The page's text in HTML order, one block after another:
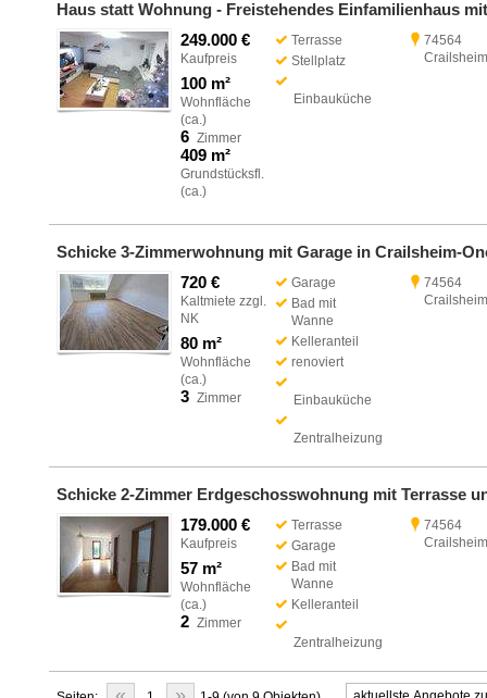
249.000 €
Kaufpreis
100 m²
Wohnfläche
(ca.)
6 Zimmer
409 m²
Grundstücksfl.
(ca.)
Terrasse
Stellplatz
Einbauküche
74564
Crailsheim
720 €
Kaltmiete zzgl.
NK
80 m²
Wohnfläche
(ca.)
3 Zimmer
Garage
Bad mit
Wanne
Kelleranteil
renoviert
Einbauküche
Zentralheizung
74564
Crailsheim
179.000 €
Kaufpreis
57 m²
Wohnfläche
(ca.)
2 Zimmer
Terrasse
Garage
Bad mit
Wanne
Kelleranteil
Zentralheizung
74564
Crailsheim